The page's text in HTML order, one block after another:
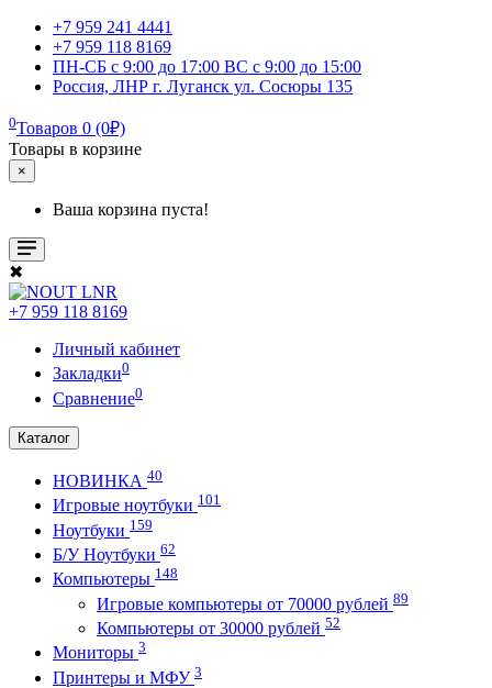
+7 959 241 4441
+7 959 118 8169
ПН-СБ с 9:00 до 17:00 ВС с 9:00 до 15:00
Россия, ЛНР г. Луганск ул. Сосюры 135
0Товаров 0 (0₽)
Товары в корзине
×
Ваша корзина пуста!
✖
+7 959 118 8169
Личный кабинет
Закладки0
Сравнение0
Каталог
НОВИНКА 40
Игровые ноутбуки 101
Ноутбуки 159
Б/У Ноутбуки 62
Компьютеры 148
Игровые компьютеры от 70000 рублей 89
Компьютеры от 30000 рублей 52
Мониторы 3
Принтеры и МФУ 3